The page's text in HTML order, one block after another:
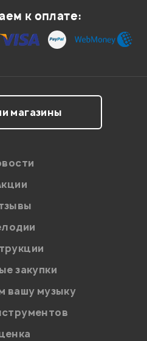
к оплате:
магазины
закупки
вашу музыку